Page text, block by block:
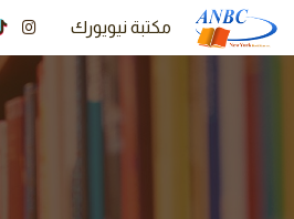
مكتبة نيويورك